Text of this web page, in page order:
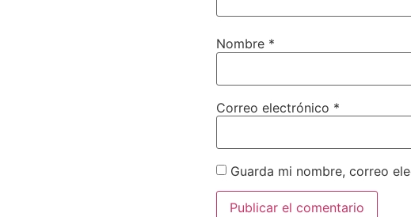
Nombre *
Correo electrónico *
Guarda mi nombre, correo